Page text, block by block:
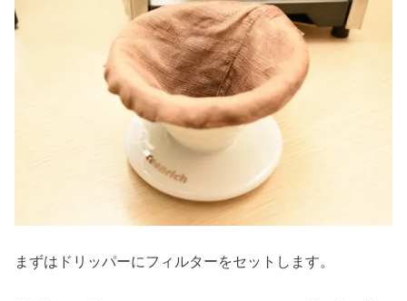
まずはドリッパーにフィルターをセットします。